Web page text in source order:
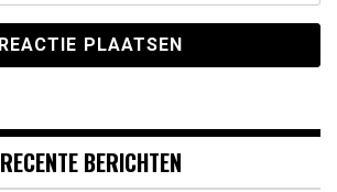
RECENTE BERICHTEN